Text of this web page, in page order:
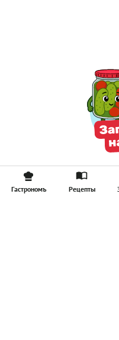
Гастрономъ Рецепты